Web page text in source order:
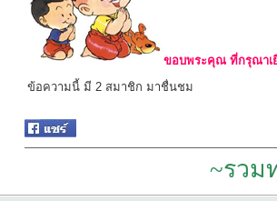
ขอบพระคุณ ที่กรุณาเ
ข้อความนี้ มี 2 สมาชิก มาชื่นชม
~รวม